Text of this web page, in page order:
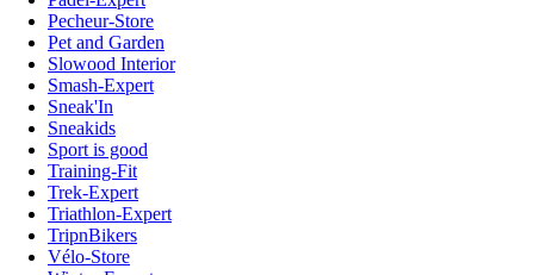
Pecheur-Store
Pet and Garden
Slowood Interior
Smash-Expert
Sneak'In
Sneakids
Sport is good
Training-Fit
Trek-Expert
Triathlon-Expert
TripnBikers
Vélo-Store